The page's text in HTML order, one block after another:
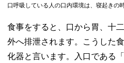
口呼吸している人の口内環境は、寝起きの
食事をすると、口から胃、十
外へ排泄されます。こうした
化器と言います。入口である